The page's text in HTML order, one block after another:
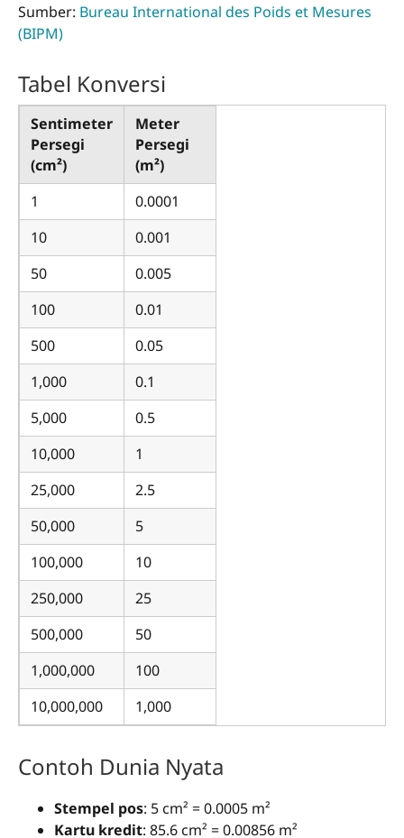
Sumber: Bureau International des Poids et Mesures
(BIPM)
Tabel Konversi
Sentimeter
Persegi
(cm²)
Meter
Persegi
(m²)
1
0.0001
10
0.001
50
0.005
100
0.01
500
0.05
1,000
0.1
5,000
0.5
10,000
1
25,000
2.5
50,000
5
100,000
10
250,000
25
500,000
50
1,000,000
100
10,000,000
1,000
Contoh Dunia Nyata
Stempel pos: 5 cm² = 0.0005 m²
Kartu kredit: 85.6 cm² = 0.00856 m²